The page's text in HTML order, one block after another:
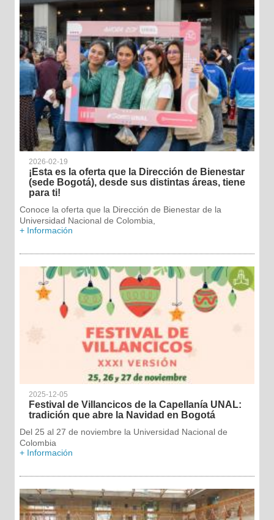
2026-02-19
¡Esta es la oferta que la Dirección de Bienestar
(sede Bogotá), desde sus distintas áreas, tiene
para ti!
Conoce la oferta que la Dirección de Bienestar de la
Universidad Nacional de Colombia,
+ Información
2025-12-05
Festival de Villancicos de la Capellanía UNAL:
tradición que abre la Navidad en Bogotá
Del 25 al 27 de noviembre la Universidad Nacional de
Colombia
+ Información